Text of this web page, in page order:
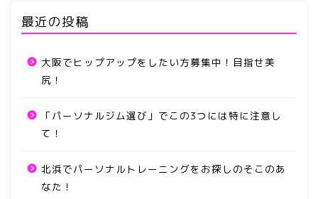
最近の投稿
大阪でヒップアップをしたい方募集中！目指せ美
尻！
「パーソナルジム選び」でこの3つには特に注意し
て！
北浜でパーソナルトレーニングをお探しのそこのあ
なた！